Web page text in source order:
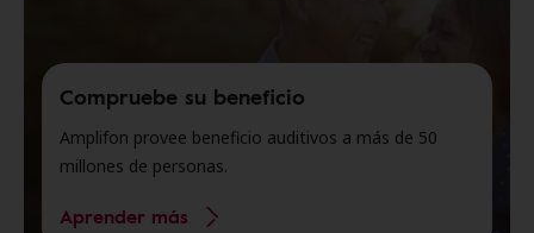
Compruebe su beneficio
Amplifon provee beneficio auditivos a más de 50
millones de personas.
Aprender más